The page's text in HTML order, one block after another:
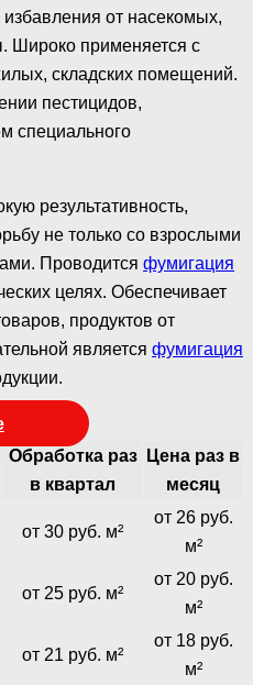
от насекомых,
Широко применяется с
складских помещений.
пестицидов,
специального
результативность,
не только со взрослыми
Проводится фумигация
целях. Обеспечивает
продуктов от
является фумигация
Обработка раз
в квартал
Цена раз в
месяц
от 30 руб. м²
от 26 руб.
м²
от 25 руб. м²
от 20 руб.
м²
от 21 руб. м²
от 18 руб.
м²